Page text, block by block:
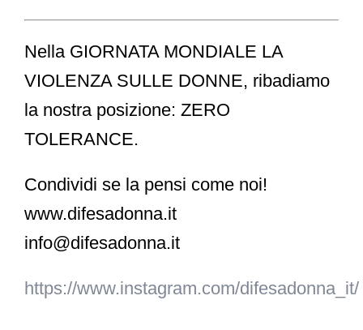
Nella GIORNATA MONDIALE LA
VIOLENZA SULLE DONNE, ribadiamo
la nostra posizione: ZERO
TOLERANCE.
Condividi se la pensi come noi!
www.difesadonna.it ⁣⁣⁣⁣
info@difesadonna.it⁣⁣⁣⁣
https://www.instagram.com/difesadonna_it/